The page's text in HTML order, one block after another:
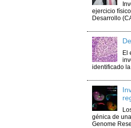
ejercicio
Desarrollo
El
identificado
génica de
Genome